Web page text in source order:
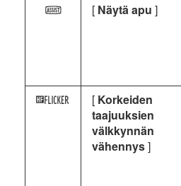
m [ Näytä apu ]
X [ Korkeiden
taajuuksien
välkkynnän
vähennys]